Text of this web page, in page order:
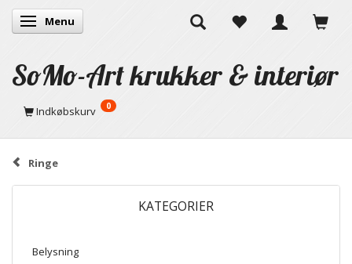
Skifte navigation
Menu
SoMo-Art krukker & interiør
Indkøbskurv 0
Ringe
KATEGORIER
Belysning